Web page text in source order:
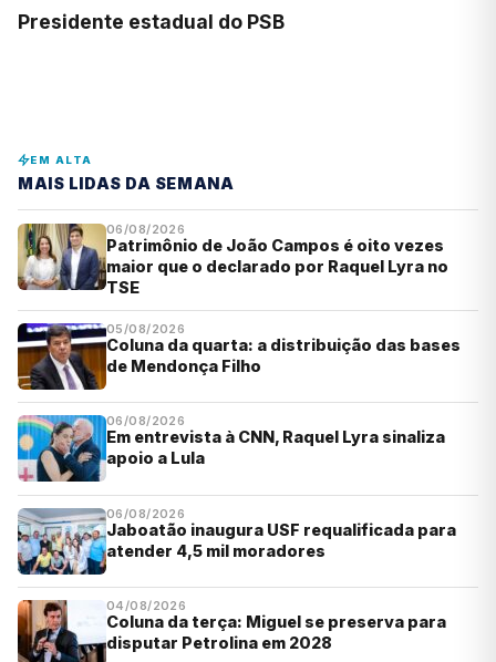
Presidente estadual do PSB
EM ALTA
MAIS LIDAS DA SEMANA
06/08/2026
Patrimônio de João Campos é oito vezes
maior que o declarado por Raquel Lyra no
TSE
05/08/2026
Coluna da quarta: a distribuição das bases
de Mendonça Filho
06/08/2026
Em entrevista à CNN, Raquel Lyra sinaliza
apoio a Lula
06/08/2026
Jaboatão inaugura USF requalificada para
atender 4,5 mil moradores
04/08/2026
Coluna da terça: Miguel se preserva para
disputar Petrolina em 2028